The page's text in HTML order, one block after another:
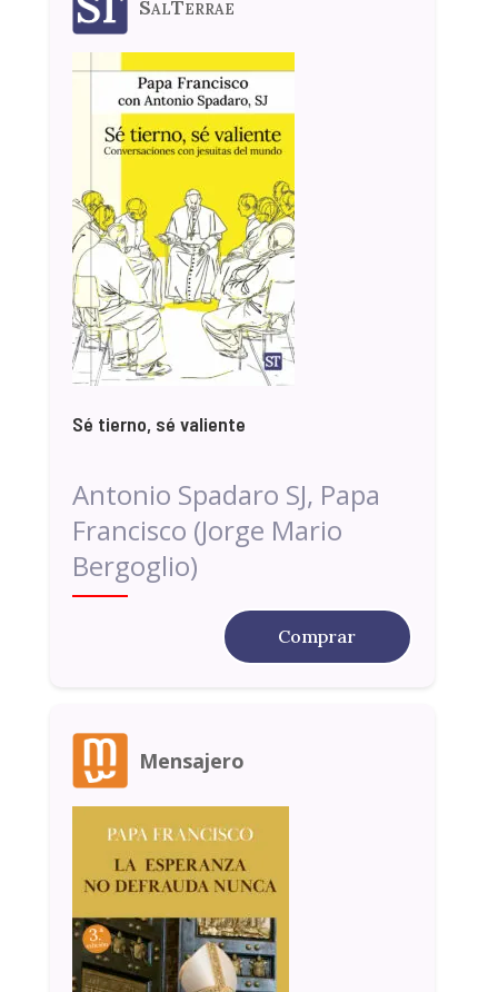
SalTerrae
Sé tierno, sé valiente
Antonio Spadaro SJ, Papa
Francisco (Jorge Mario
Bergoglio)
Comprar
Mensajero